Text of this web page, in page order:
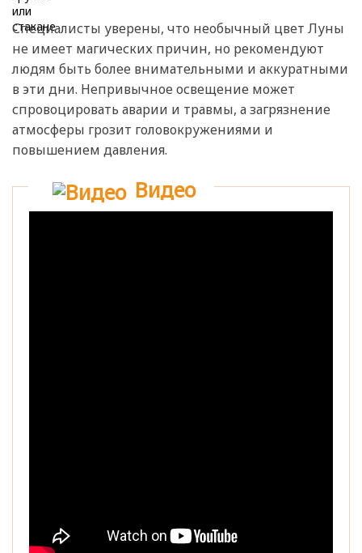
Специалисты уверены, что необычный цвет Луны
не имеет магических причин, но рекомендуют
людям быть более внимательными и аккуратными
в эти дни. Непривычное освещение может
спровоцировать аварии и травмы, а загрязнение
атмосферы грозит головокружениями и
повышением давления.
Видео